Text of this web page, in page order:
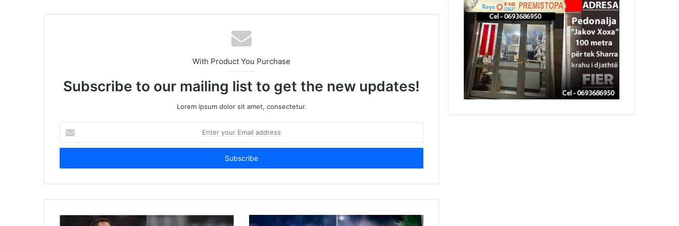
With Product You Purchase
Subscribe to our mailing list to get the new updates!
Lorem ipsum dolor sit amet, consectetur.
your
Email